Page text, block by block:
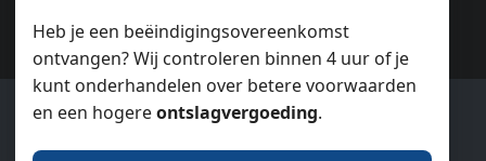
Ook wij gebruiken cookies.
Heb je een beëindigingsovereenkomst
ontvangen? Wij controleren binnen 4 uur of je
kunt onderhandelen over betere voorwaarden
en een hogereontslagvergoeding.